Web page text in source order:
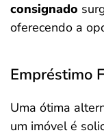
consignado
oferecendo a
Empréstimo
Uma ótima
um imóvel é